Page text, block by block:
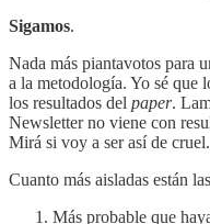
Sigamos.
Nada más piantavotos para
a la metodología. Yo sé que
los resultados del paper.
Newsletter no viene con
Mirá si voy a ser así de
Cuanto más aisladas están
Más probable que